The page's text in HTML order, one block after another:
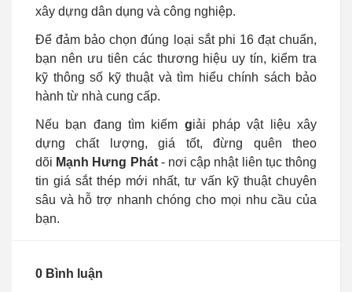
xây dựng dân dụng và công nghiệp.
Để đảm bảo chọn đúng loại sắt phi 16 đạt chuẩn,
bạn nên ưu tiên các thương hiệu uy tín, kiểm tra
kỹ thông số kỹ thuật và tìm hiểu chính sách bảo
hành từ nhà cung cấp.
Nếu bạn đang tìm kiếm giải pháp vật liệu xây
dựng chất lượng, giá tốt, đừng quên theo
dõi Mạnh Hưng Phát- nơi cập nhật liên tục thông
tin giá sắt thép mới nhất, tư vấn kỹ thuật chuyên
sâu và hỗ trợ nhanh chóng cho mọi nhu cầu của
bạn.
0 Bình luận